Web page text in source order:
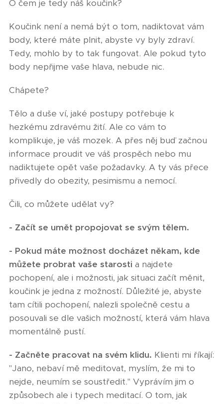
O čem je tedy náš koučink?
Koučink není a nemá být o tom, nadiktovat vám
body, které máte plnit, abyste vy byly zdraví.
Tedy, mohlo by to tak fungovat. Ale pokud tyto
body nepřijme vaše hlava, nebude nic.
Chápete?
Tělo a duše ví, jaké postupy potřebuje k
hezkému zdravému žití. Ale co vám to
komplikuje, je váš mozek. A přes něj buď začnou
informace proudit ve váš prospěch nebo mu
nadiktujete opět vaše požadavky. A ty vás přece
přivedly do obezity, pesimismu a nemocí.
Čili, co můžete udělat vy?
- Začít se umět propojovat se svým tělem.
- Pokud máte možnost docházet někam, kde
můžete probrat vaše starosti a najdete
pochopení, ale i možnosti, jak situaci začít měnit,
koučink je jedna z možností. Důležité je, abyste
tam cítili pochopení, nalezli společně cestu a
posouvali se dle vašich možností, která vám hlava
momentálně pustí.
- Začněte pracovat na svém klidu. Klienti mi říkají:
"Jano, nebaví mě meditovat, myslím, že mi to
nejde, neumím se soustředit." Vyprávím jim o
způsobech ale i typech meditací. O tom, jak